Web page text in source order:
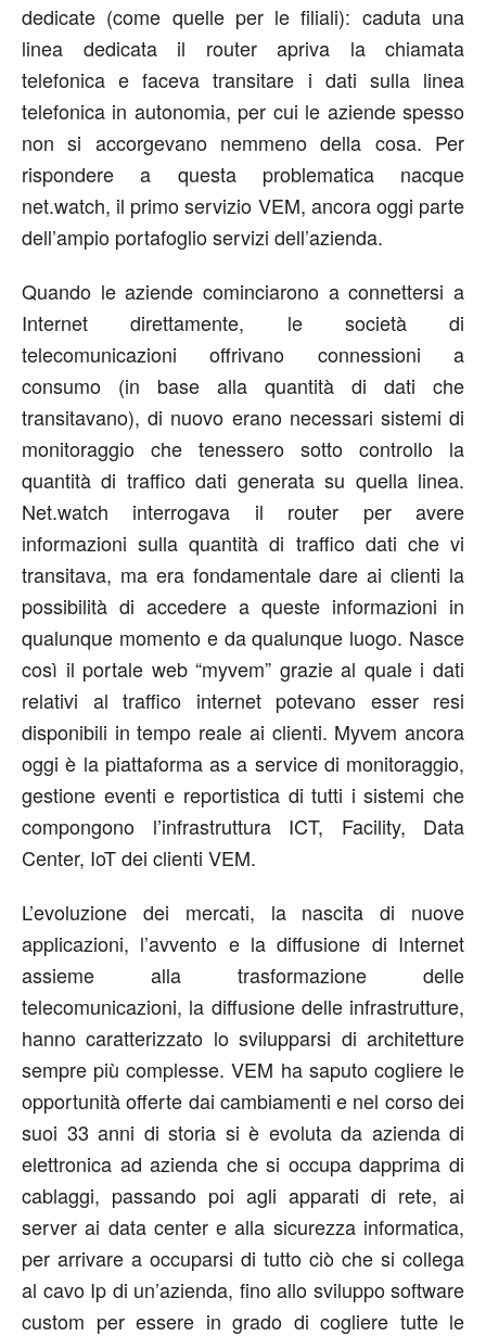
dedicate (come quelle per le filiali): caduta una
linea dedicata il router apriva la chiamata
telefonica e faceva transitare i dati sulla linea
telefonica in autonomia, per cui le aziende spesso
non si accorgevano nemmeno della cosa. Per
rispondere a questa problematica nacque
net.watch, il primo servizio VEM, ancora oggi parte
dell’ampio portafoglio servizi dell’azienda.
Quando le aziende cominciarono a connettersi a
Internet direttamente, le società di
telecomunicazioni offrivano connessioni a
consumo (in base alla quantità di dati che
transitavano), di nuovo erano necessari sistemi di
monitoraggio che tenessero sotto controllo la
quantità di traffico dati generata su quella linea.
Net.watch interrogava il router per avere
informazioni sulla quantità di traffico dati che vi
transitava, ma era fondamentale dare ai clienti la
possibilità di accedere a queste informazioni in
qualunque momento e da qualunque luogo. Nasce
così il portale web “myvem” grazie al quale i dati
relativi al traffico internet potevano esser resi
disponibili in tempo reale ai clienti. Myvem ancora
oggi è la piattaforma as a service di monitoraggio,
gestione eventi e reportistica di tutti i sistemi che
compongono l’infrastruttura ICT, Facility, Data
Center, IoT dei clienti VEM.
L’evoluzione dei mercati, la nascita di nuove
applicazioni, l’avvento e la diffusione di Internet
assieme alla trasformazione delle
telecomunicazioni, la diffusione delle infrastrutture,
hanno caratterizzato lo svilupparsi di architetture
sempre più complesse. VEM ha saputo cogliere le
opportunità offerte dai cambiamenti e nel corso dei
suoi 33 anni di storia si è evoluta da azienda di
elettronica ad azienda che si occupa dapprima di
cablaggi, passando poi agli apparati di rete, ai
server ai data center e alla sicurezza informatica,
per arrivare a occuparsi di tutto ciò che si collega
al cavo Ip di un’azienda, fino allo sviluppo software
custom per essere in grado di cogliere tutte le